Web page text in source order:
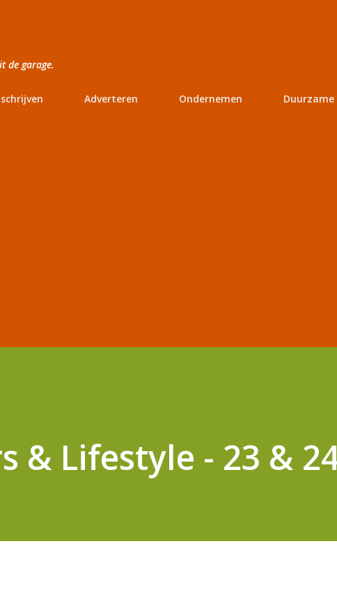
de garage.
Adverteren Ondernemen Duurzame
& Lifestyle - 23 &